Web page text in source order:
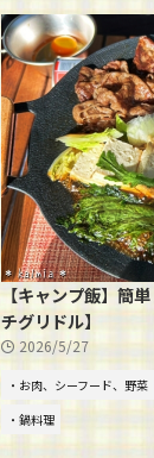
【キャンプ飯】簡
チグリドル】
2026/5/27
・お肉、シーフード、野菜
・鍋料理